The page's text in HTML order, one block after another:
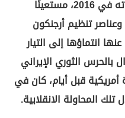
أردوغان هو من دبر انقلابًا على ذاته في 2016، مستعينًا
تنظيم أرجنكون
انتماؤها إلى التيار
بالحرس الثوري الإيراني
قبل أيام، كان في
المحاولة الانقلابية.